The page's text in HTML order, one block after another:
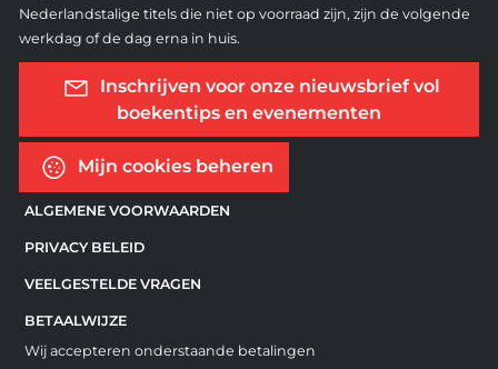
Nederlandstalige titels die niet op voorraad zijn, zijn de volgende
werkdag of de dag erna in huis.
Inschrijven voor onze nieuwsbrief vol
boekentips en evenementen
Mijn cookies beheren
ALGEMENE VOORWAARDEN
PRIVACY BELEID
VEELGESTELDE VRAGEN
BETAALWIJZE
Wij accepteren onderstaande betalingen